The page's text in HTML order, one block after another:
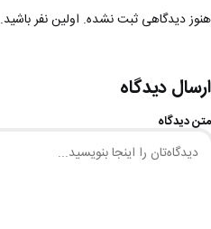
هنوز دیدگاهی ثبت نشده. اولین نفر باشید.
ارسال دیدگاه
متن دیدگاه